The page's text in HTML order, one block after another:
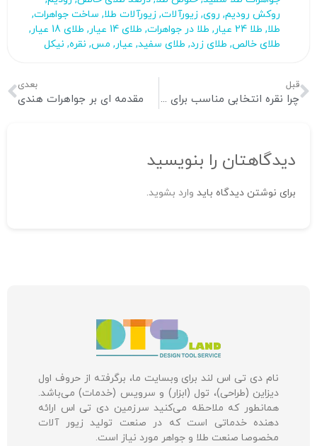
روکش رودیم, روی, زیورآلات, زیورآلات طلا, ساخت جواهرات,
طلا, طلا 24 عیار , طلا در جواهرات, طلای 14 عیار , طلای 18 عیار
,
طلای خالص, طلای زرد, طلای سفید, عیار, مس, نقره, نیکل
قبل
چرا نقره انتخابی مناسب برای جواهرات است؟
بعدی
مقدمه ای بر جواهرات هندی
دیدگاهتان را بنویسید
برای نوشتن دیدگاه باید وارد بشوید.
نام دی تی اس لند برای وبسایت ما، برگرفته از حروف اول
دیزاین (طراحی)، تول (ابزار) و سرویس (خدمات) می‌باشد.
همانطور که ملاحظه می‌کنید سرزمین دی تی اس ارائه
دهنده خدماتی است که در صنعت تولید زیور آلات
مخصوصا صنعت طلا و جواهر مورد نیاز است.